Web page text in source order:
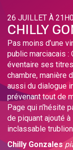
26 JUILLET À
CHILLY
Pas moins d’une
public marciacais :
éventaire ses
chambre, manière
aussi du dialogue
prévenant tout de
Page qui n’hésite
de piquant ajouté
inclassable
Chilly Gonzales